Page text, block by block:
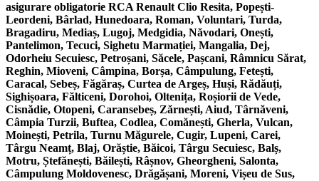
asigurare obligatorie RCA Renault Clio Resita, Popești-
Leordeni, Bârlad, Hunedoara, Roman, Voluntari, Turda,
Bragadiru, Mediaș, Lugoj, Medgidia, Năvodari, Onești,
Pantelimon, Tecuci, Sighetu Marmației, Mangalia, Dej,
Odorheiu Secuiesc, Petroșani, Săcele, Pașcani, Râmnicu Sărat,
Reghin, Mioveni, Câmpina, Borșa, Câmpulung, Fetești,
Caracal, Sebeș, Făgăraș, Curtea de Argeș, Huși, Rădăuți,
Sighișoara, Fălticeni, Dorohoi, Oltenița, Roșiorii de Vede,
Cisnădie, Otopeni, Caransebeș, Zărnești, Aiud, Târnăveni,
Câmpia Turzii, Buftea, Codlea, Comănești, Gherla, Vulcan,
Moinești, Petrila, Turnu Măgurele, Cugir, Lupeni, Carei,
Târgu Neamț, Blaj, Orăștie, Băicoi, Târgu Secuiesc, Balș,
Motru, Ștefănești, Băilești, Râșnov, Gheorgheni, Salonta,
Câmpulung Moldovenesc, Drăgășani, Moreni, Vișeu de Sus,